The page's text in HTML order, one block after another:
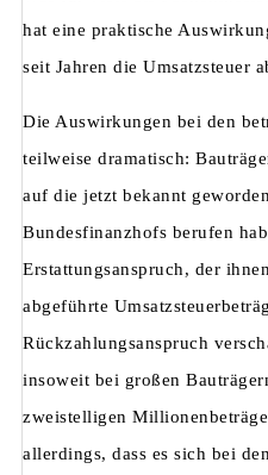
hat eine praktische
seit Jahren die Umsatzsteuer
Die Auswirkungen bei den
teilweise dramatisch:
auf die jetzt bekannt
Bundesfinanzhofs berufen
Erstattungsanspruch, der
abgeführte
Rückzahlungsanspruch
insoweit bei großen
zweistelligen
allerdings, dass es sich bei